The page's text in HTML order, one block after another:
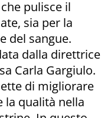
pulisce il
sia per la
del sangue.
dalla direttrice
Carla Gargiulo.
di migliorare
la qualità nella